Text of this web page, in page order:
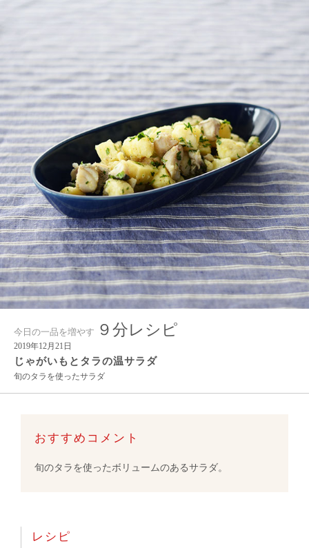
今日の一品を増やす ９分レシピ
2019年12月21日
じゃがいもとタラの温サラダ
旬のタラを使ったサラダ
おすすめコメント
旬のタラを使ったボリュームのあるサラダ。
レシピ